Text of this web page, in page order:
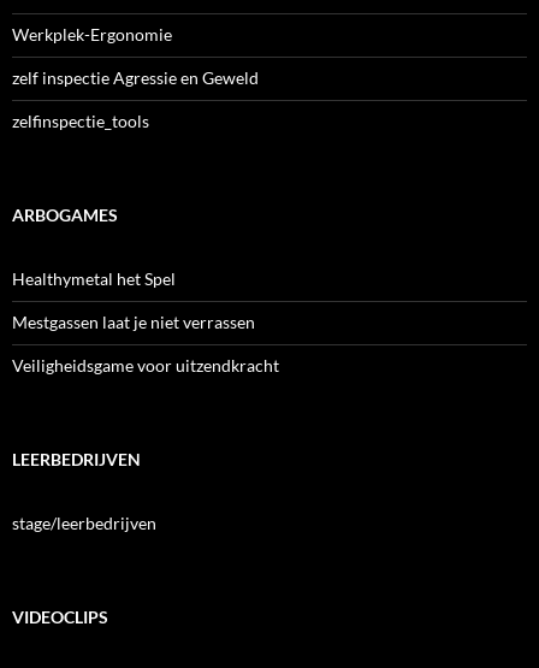
Werkplek-Ergonomie
zelf inspectie Agressie en Geweld
zelfinspectie_tools
ARBOGAMES
Healthymetal het Spel
Mestgassen laat je niet verrassen
Veiligheidsgame voor uitzendkracht
LEERBEDRIJVEN
stage/leerbedrijven
VIDEOCLIPS